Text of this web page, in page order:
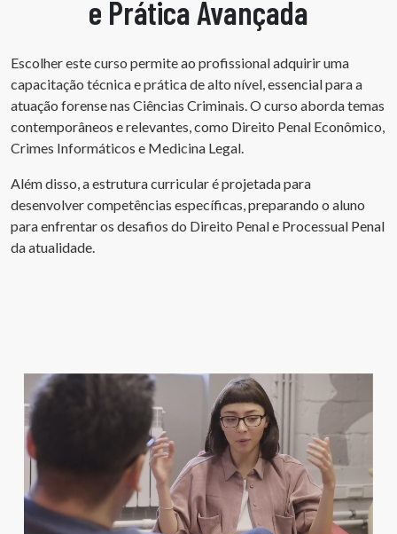
e Prática Avançada
Escolher este curso permite ao profissional adquirir uma
capacitação técnica e prática de alto nível, essencial para a
atuação forense nas Ciências Criminais. O curso aborda temas
contemporâneos e relevantes, como Direito Penal Econômico,
Crimes Informáticos e Medicina Legal.
Além disso, a estrutura curricular é projetada para
desenvolver competências específicas, preparando o aluno
para enfrentar os desafios do Direito Penal e Processual Penal
da atualidade.